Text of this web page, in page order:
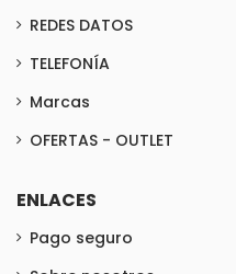
REDES DATOS
TELEFONÍA
Marcas
OFERTAS - OUTLET
ENLACES
Pago seguro